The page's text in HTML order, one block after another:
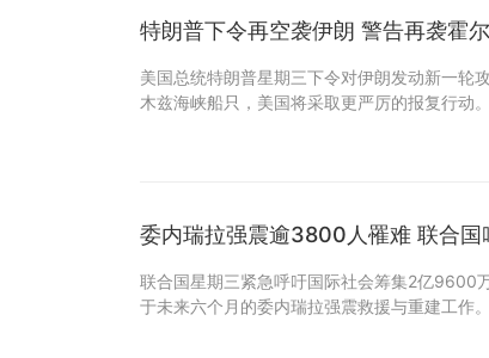
特朗普下令再空袭伊朗 警告再袭霍
美国总统特朗普星期三下令对伊朗发动新一轮
木兹海峡船只，美国将采取更严厉的报复行动
委内瑞拉强震逾3800人罹难 联合国
联合国星期三紧急呼吁国际社会筹集2亿9600
于未来六个月的委内瑞拉强震救援与重建工作